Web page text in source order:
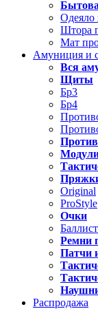
Одеяло
Штора
Мат
Амуниция и
Вся
Щиты
Бр3
Бр4
Original
ProStyle
Очки
Ремни
Патчи
Распродажа